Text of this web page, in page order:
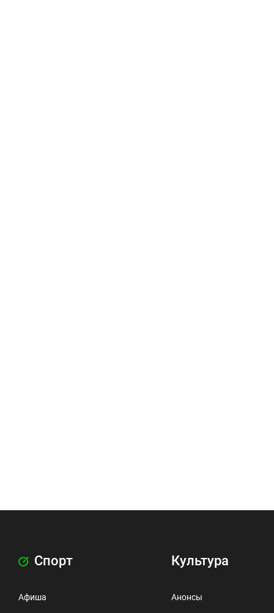
Спорт
Афиша
Культура
Анонсы